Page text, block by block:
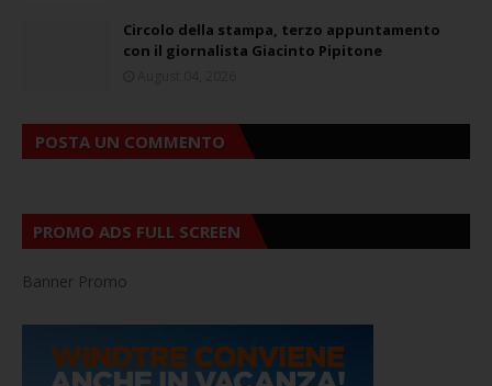
Circolo della stampa, terzo appuntamento
con il giornalista Giacinto Pipitone
POSTA UN COMMENTO
PROMO ADS FULL SCREEN
Banner Promo